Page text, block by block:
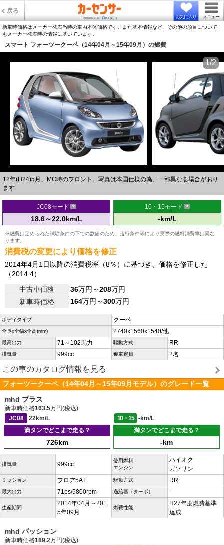
戻る
お気に入り メニュー
新車時価格はメーカー発表当時の車両本体価格です。また基本情報など、その他の項目について
もメーカー発表時の情報に基いています。
スマート フォーツークーペ（14年04月～15年09月）の燃費
12年(H24)5月、MC時のフロント。写真は本国仕様の為、一部異なる場合があり
ます
1/2
JC08モード
18.6～22.0km/L
10・15モード
-km/L
※燃費は定められた試験条件の下での数値のため、走行条件等により実際の燃料消費率は異な
ります。
消費税の変更により価格を修正
2014年4月1日以降の消費税率（8％）に基づき、価格を修正した
（2014.4）
中古車価格
36万円～208万円
新車時価格
164万円～300万円
ボディタイプ クーペ
全長x全幅x全高(mm) 2740x1560x1540/他
最高出力 71～102馬力 駆動方式 RR
排気量 999cc 乗車定員 2名
この車のカタログ情報を見る
フォーツークーペ（14年04月～15年09月モデル）のグレード一覧
mhd プラス
新車時価格163.5万円(税込)
JC08
22km/L 10・15
-km/L
満タンでどこまで走る？
726km
満タンでどこまで走る？
-km
排気量 999cc
使用燃料
エンジン
ハイオク
ガソリン
ミッション フロア5AT 駆動方式 RR
最大出力 71ps/5800rpm 過給器（ターボ） -
生産期間
2014年04月～201
5年09月
燃費性能
H27年度燃費基準
達成
mhd パッション
新車時価格189.2万円(税込)